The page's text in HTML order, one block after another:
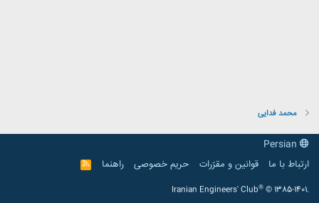
محمد فدایی
ارتباط با ما
قوانین و مقرّرات حریم خصوصی راهنما
R
S
Iranian Engineers' Club® © 1385-1401.